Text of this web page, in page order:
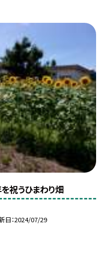
を祝うひまわり畑
日 2024/07/29